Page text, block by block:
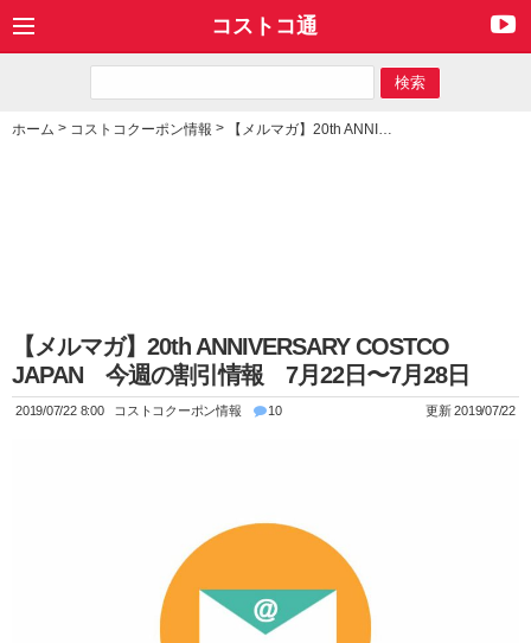
コストコ通
ホーム > コストコクーポン情報 > 【メルマガ】20th ANNIVERSARY COSTCO JAPAN 今週の割引情報 7月22日〜7月28日
【メルマガ】20th ANNIVERSARY COSTCO
JAPAN 今週の割引情報 7月22日〜7月28日
2019/07/22 8:00 コストコクーポン情報 10 更新 2019/07/22